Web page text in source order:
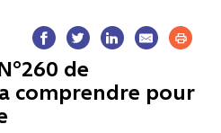
de
comprendre pour